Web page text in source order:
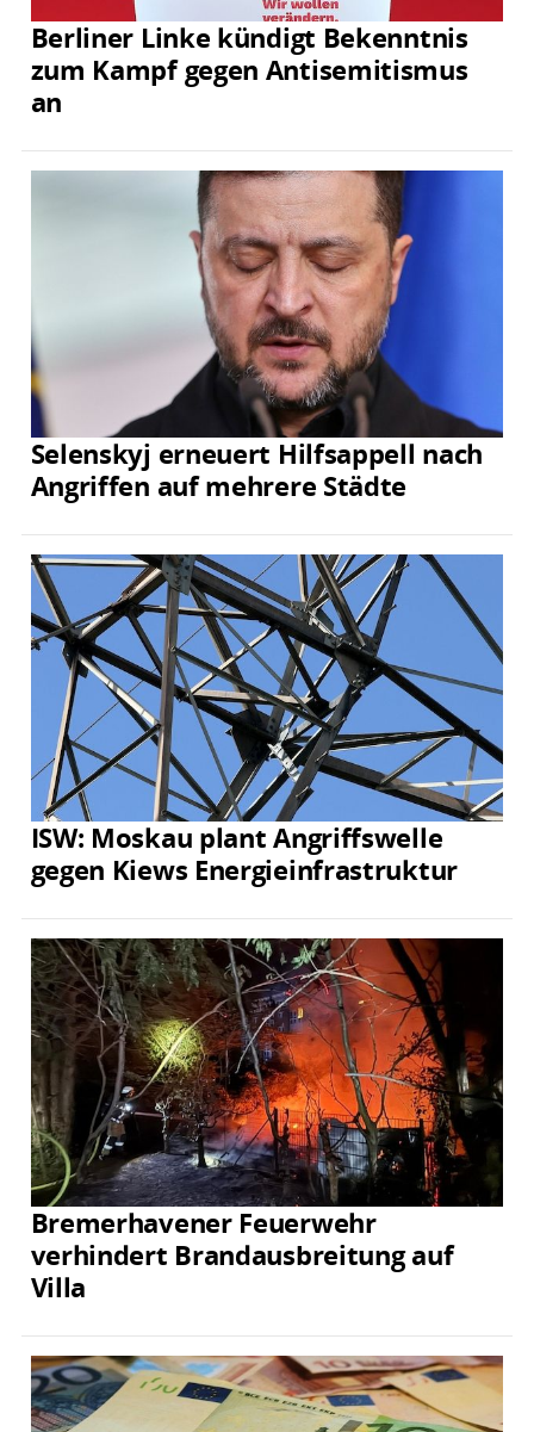
Berliner Linke kündigt Bekenntnis
zum Kampf gegen Antisemitismus
an
Selenskyj erneuert Hilfsappell nach
Angriffen auf mehrere Städte
ISW: Moskau plant Angriffswelle
gegen Kiews Energieinfrastruktur
Bremerhavener Feuerwehr
verhindert Brandausbreitung auf
Villa